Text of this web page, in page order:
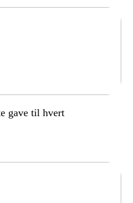
gave til hvert